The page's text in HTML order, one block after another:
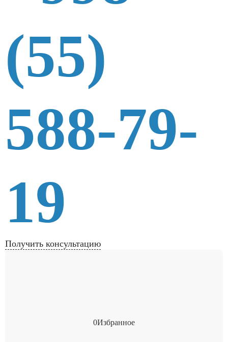
(55)
588-79-
19
Получить консультацию
0Избранное